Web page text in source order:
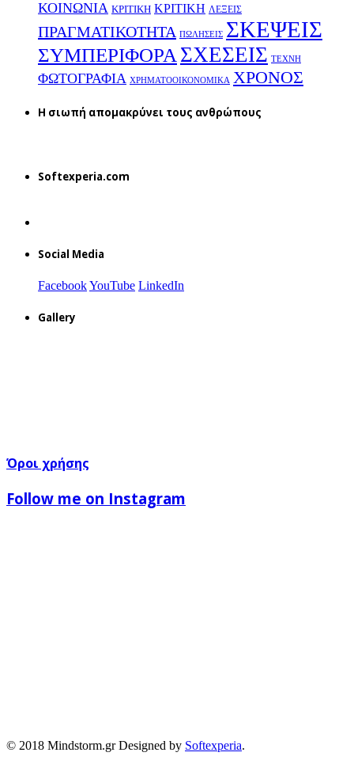
ΚΟΙΝΩΝΙΑ ΚΡΙΤΙΚΗ ΚΡΙΤΙΚΗ ΛΕΞΕΙΣ
ΠΡΑΓΜΑΤΙΚΟΤΗΤΑ ΠΩΛΗΣΕΙΣ ΣΚΕΨΕΙΣ
ΣΥΜΠΕΡΙΦΟΡΑΣΧΕΣΕΙΣ ΤΕΧΝΗ
ΦΩΤΟΓΡΑΦΙΑ ΧΡΗΜΑΤΟΟΙΚΟΝΟΜΙΚΑ ΧΡΟΝΟΣ
H σιωπή απομακρύνει τους ανθρώπους
Softexperia.com
Social Media
FacebookYouTube LinkedIn
Gallery
Όροι χρήσης
Follow me on Instagram
© 2018 Mindstorm.gr Designed by Softexperia.